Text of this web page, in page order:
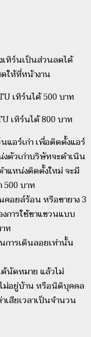
เทิร์นเป็นส่วนลดได้
ให้ที่หน้างาน
เทิร์นได้ 500 บาท
เทิร์นได้ 800 บาท
แอร์เก่า เพื่อติดตั้งแอร์
ตัวเก่าบริษัทจะดำเนิน
แหน่งติดตั้งใหม่ จะมี
500 บาท
อยล์ร้อน หรือขายาง 3
การใช้ขาแขวนแบบ
ท
ารเดินลอยเท่านั้น
นัดหมาย แล้วไม่
ม่อยู่บ้าน หรือนิติบุคคล
เสียเวลาเป็นจำนวน